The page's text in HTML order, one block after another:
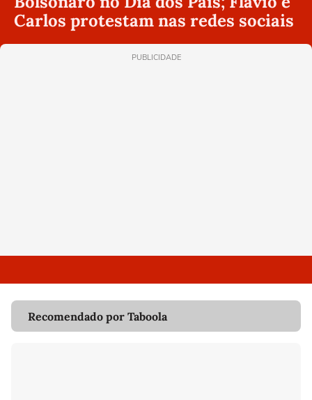
Carlos protestam nas redes sociais
PUBLICIDADE
Recomendado por Taboola